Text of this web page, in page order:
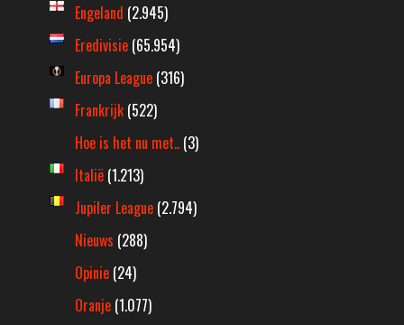
Engeland (2.945)
Eredivisie (65.954)
Europa League (316)
Frankrijk (522)
Hoe is het nu met.. (3)
Italië (1.213)
Jupiler League (2.794)
Nieuws (288)
Opinie (24)
Oranje (1.077)